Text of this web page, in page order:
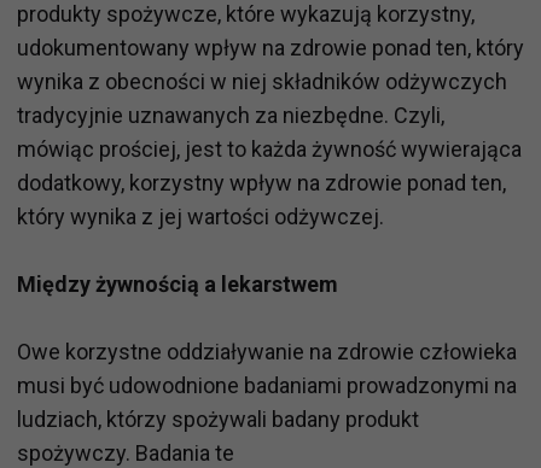
produkty spożywcze, które wykazują korzystny,
udokumentowany wpływ na zdrowie ponad ten, który
wynika z obecności w niej składników odżywczych
tradycyjnie uznawanych za niezbędne. Czyli,
mówiąc prościej, jest to każda żywność wywierająca
dodatkowy, korzystny wpływ na zdrowie ponad ten,
który wynika z jej wartości odżywczej.
Między żywnością a lekarstwem
Owe korzystne oddziaływanie na zdrowie człowieka
musi być udowodnione badaniami prowadzonymi na
ludziach, którzy spożywali badany produkt
spożywczy. Badania te